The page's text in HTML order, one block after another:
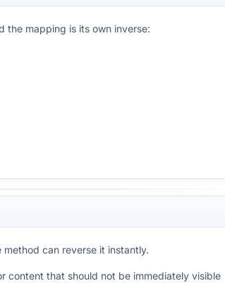
the mapping is its own inverse:
can reverse it instantly.
content that should not be immediately visible